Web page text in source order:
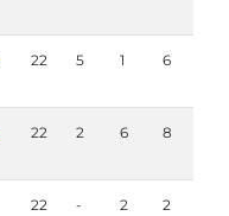
22 5 1 6
22 2 6 8
22 - 2 2